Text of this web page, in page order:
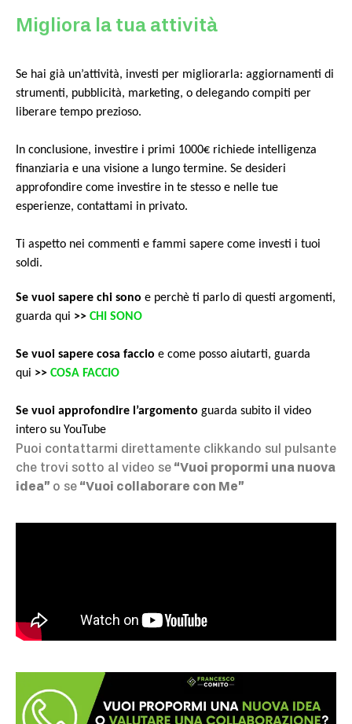
Migliora la tua attività
Se hai già un’attività, investi per migliorarla: aggiornamenti di
strumenti, pubblicità, marketing, o delegando compiti per
liberare tempo prezioso.
In conclusione, investire i primi 1000€ richiede intelligenza
finanziaria e una visione a lungo termine. Se desideri
approfondire come investire in te stesso e nelle tue
esperienze, contattami in privato.
Ti aspetto nei commenti e fammi sapere come investi i tuoi
soldi.
Se vuoi sapere chi sono e perchè ti parlo di questi argomenti,
guarda qui >> CHI SONO
Se vuoi sapere cosa faccio e come posso aiutarti, guarda
qui >> COSA FACCIO
Se vuoi approfondire l’argomento guarda subito il video
intero su YouTube
Puoi contattarmi direttamente clikkando sul pulsante
che trovi sotto al video se “Vuoi propormi una nuova
idea” o se “Vuoi collaborare con Me”